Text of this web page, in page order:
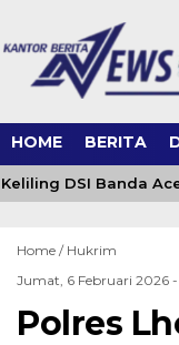
HOME BERITA
DSI Banda
Home / Hukrim
Jumat, 6 Februari 2026 -
Polres